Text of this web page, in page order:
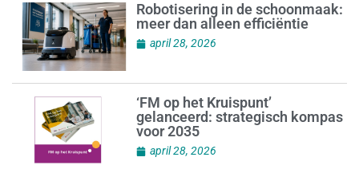
Robotisering in de schoonmaak:
meer dan alleen efficiëntie
april 28, 2026
‘FM op het Kruispunt’
gelanceerd: strategisch kompas
voor 2035
april 28, 2026